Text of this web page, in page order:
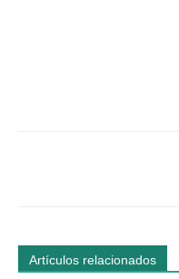
Artículos relacionados